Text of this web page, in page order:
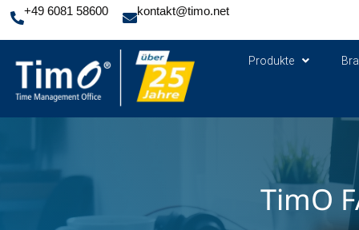
+49 6081 58600 kontakt@timo.net
Produkte
TimO